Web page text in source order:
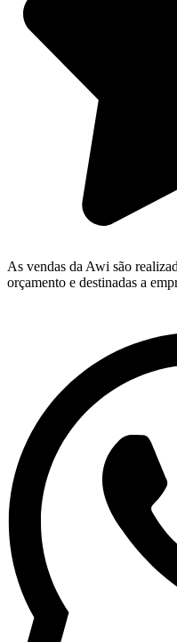
As vendas da Awi são
orçamento e destinadas a